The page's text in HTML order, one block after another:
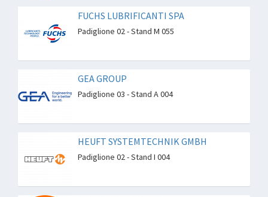
FUCHS LUBRIFICANTI SPA
Padiglione 02 - Stand M 055
GEA GROUP
Padiglione 03 - Stand A 004
HEUFT SYSTEMTECHNIK GMBH
Padiglione 02 - Stand I 004